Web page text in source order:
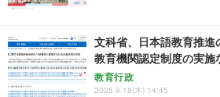
文科省、日本語教育推
教育機関認定制度の実施
教育行政
2025.9.18(木) 14:45